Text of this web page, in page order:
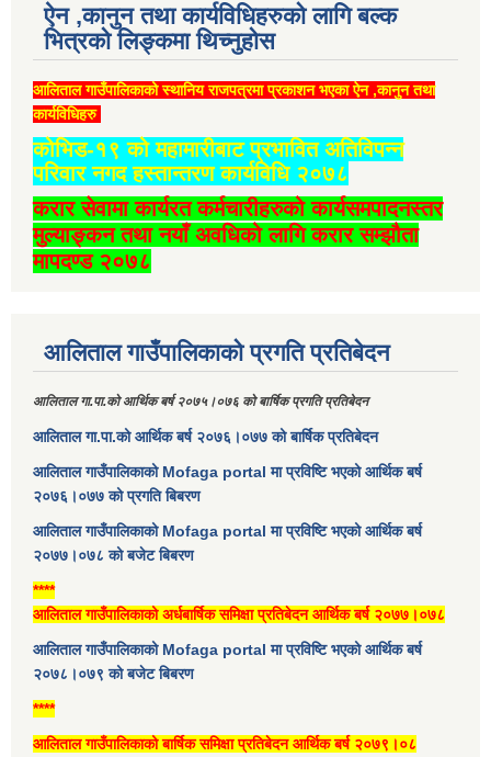
ऐन ,कानुन तथा कार्यविधिहरुको लागि बल्क
भित्रको लिङ्कमा थिच्‍नुहोस
आलिताल गाउँपालिकाको स्थानिय राजपत्रमा प्रकाशन भएका ऐन ,कानुन तथा
कार्यविधिहरु
कोभिड-१९ को महामारीबाट प्रभावित अतिविपन्न
परिवार नगद हस्तान्तरण कार्यविधि २०७८
करार सेवामा कार्यरत कर्मचारीहरुको कार्यसमपादनस्तर
मुल्याङ्कन तथा नयाँ अवधिको लागि करार सम्झौता
मापदण्ड २०७८
आलिताल गाउँपालिकाको प्रगति प्रतिबेदन
आलिताल गा.पा.को आर्थिक बर्ष २०७५।०७६ को बार्षिक प्रगति प्रतिबेदन
आलिताल गा.पा.को आर्थिक बर्ष २०७६।०७७ को बार्षिक प्रतिबेदन
आलिताल गाउँपालिकाको Mofaga portal मा प्रविष्टि भएको आर्थिक बर्ष
२०७६।०७७ को प्रगति बिबरण
आलिताल गाउँपालिकाको Mofaga portal मा प्रविष्टि भएको आर्थिक बर्ष
२०७७।०७८ को बजेट बिबरण
****
आलिताल गाउँपालिकाको अर्धबार्षिक समिक्षा प्रतिबेदन आर्थिक बर्ष २०७७।०७८
आलिताल गाउँपालिकाको Mofaga portal मा प्रविष्टि भएको आर्थिक बर्ष
२०७८।०७९ को बजेट बिबरण
****
आलिताल गाउँपालिकाको बार्षिक समिक्षा प्रतिबेदन आर्थिक बर्ष २०७९।०८